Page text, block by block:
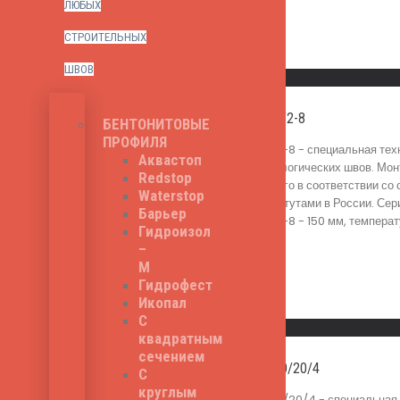
ЛЮБЫХ
СТРОИТЕЛЬНЫХ
ШВОВ
БЕНТОНИТОВЫЕ
ПРОФИЛЯ
Аквастоп
Redstop
Waterstop
Барьер
Гидроизол
–
М
Гидрофест
Икопал
С
квадратным
сечением
С
круглым
Ватерстоп HVS 150/2-8
Ватерстоп HVS 150/2-8 - специальная
гидроизоляции технологических швов.
осуществляется строго в соответствии
строительными институтами в России.
Ватерстоп HVS 150/2-8 - 150 мм,
950₽
Read More
Ватерстоп ОС-М 250/20/4